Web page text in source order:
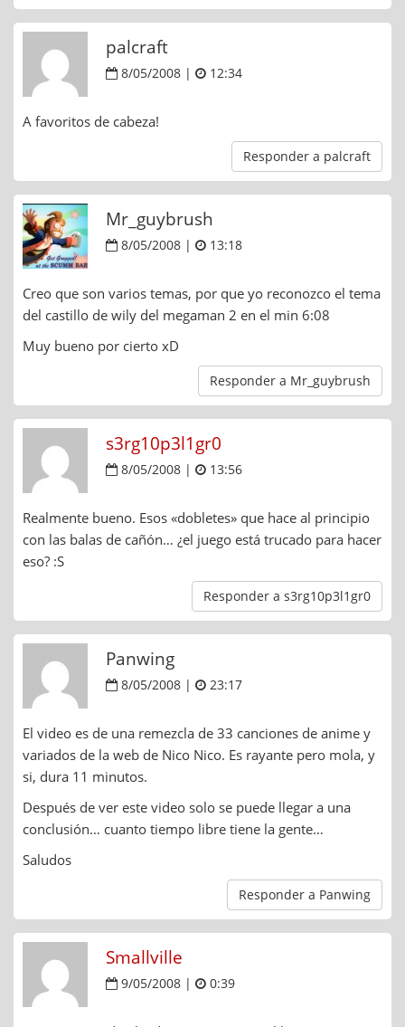
palcraft
8/05/2008 | 12:34
A favoritos de cabeza!
Responder a palcraft
Mr_guybrush
8/05/2008 | 13:18
Creo que son varios temas, por que yo reconozco el tema
del castillo de wily del megaman 2 en el min 6:08
Muy bueno por cierto xD
Responder a Mr_guybrush
s3rg10p3l1gr0
8/05/2008 | 13:56
Realmente bueno. Esos «dobletes» que hace al principio
con las balas de cañón… ¿el juego está trucado para hacer
eso? :S
Responder a s3rg10p3l1gr0
Panwing
8/05/2008 | 23:17
El video es de una remezcla de 33 canciones de anime y
variados de la web de Nico Nico. Es rayante pero mola, y
si, dura 11 minutos.
Después de ver este video solo se puede llegar a una
conclusión… cuanto tiempo libre tiene la gente…
Saludos
Responder a Panwing
Smallville
9/05/2008 | 0:39